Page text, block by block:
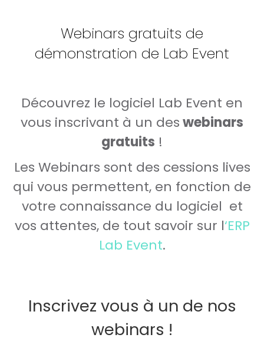
Webinars gratuits de
démonstration de Lab Event
Découvrez le logiciel Lab Event en
vous inscrivant à un deswebinars
gratuits !
Les Webinars sont des cessions lives
qui vous permettent, en fonction de
votre connaissance du logiciel et
vos attentes, de tout savoir sur l‘ERP
Lab Event.
Inscrivez vous à un de nos
webinars !